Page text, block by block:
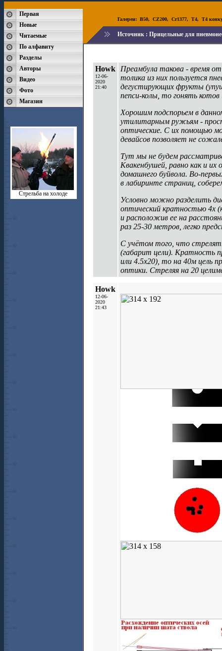
Первая
Новые
Читаемые
По алфавиту
Разделы
Авторы
Видео
Фото
Магазин
Стрельба на холоде
Галереи: B50, CZ200, Cr1377, T4, T4
Источник : Прицельные для
Howk
12-06-
2020
21:40
Преамбула такова - время
толика из них пользуется
дегустирующих фрукты
пепси-колы, то гонять
Хорошим подспорьем в
утилитарным ружьям -
оптические. С их помощью
девайсов позволяет не
Тут мы не будем
Квакенбушей, равно как и
домашнего буйвола. Во-
в лабиринте страниц,
Условно можно разделить
оптический кратностью 4х
и расположив ее на
раз 25-30 метров, легко
С учётом того, что
(габарит цели). Кратность
или 4.5х20), то на 40м цель
оптики. Стреляя на 20
Howk
12-06-
2020
21:43